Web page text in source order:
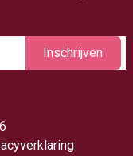
Inschrijv​​​​​​​​​​en